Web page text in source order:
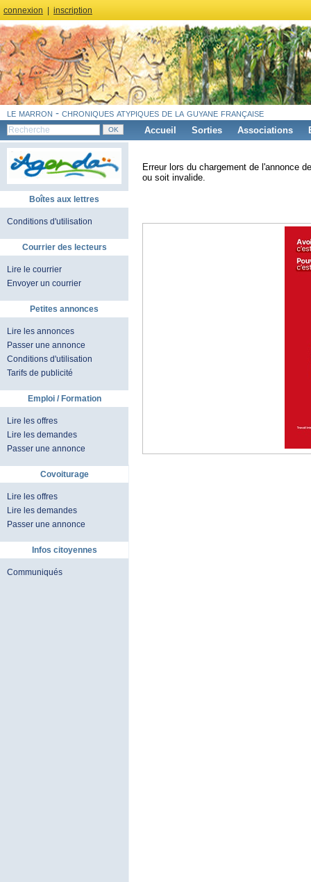
connexion inscription
le marron - chroniques atypiques de la guyane française
Accueil Sorties Associations
Boîtes aux lettres
Conditions d'utilisation
Courrier des lecteurs
Lire le courrier
Envoyer un courrier
Petites annonces
Lire les annonces
Passer une annonce
Conditions d'utilisation
Tarifs de publicité
Emploi / Formation
Lire les offres
Lire les demandes
Passer une annonce
Covoiturage
Lire les offres
Lire les demandes
Passer une annonce
Infos citoyennes
Communiqués
Erreur lors du chargement de l'annonce
ou soit invalide.